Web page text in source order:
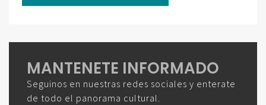
MANTENETE INFORMADO
Seguinos en nuestras redes sociales y enterate
de todo el panorama cultural.